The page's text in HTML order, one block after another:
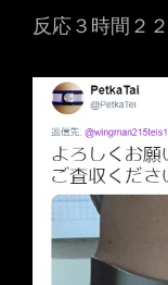
反応３時間２